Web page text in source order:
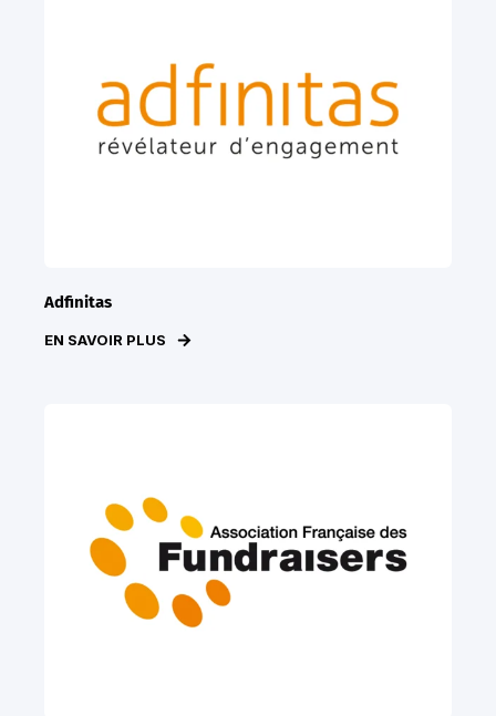
Adfinitas
EN SAVOIR PLUS